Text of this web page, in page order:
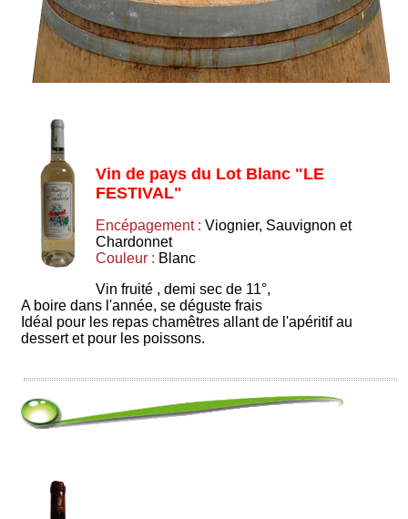
Vin de pays du Lot Blanc "LE
FESTIVAL"
Encépagement : Viognier, Sauvignon et
Chardonnet
Couleur : Blanc
Vin fruité , demi sec de 11°,
A boire dans l'année, se déguste frais
Idéal pour les repas chamêtres allant de l'apéritif au
dessert et pour les poissons.